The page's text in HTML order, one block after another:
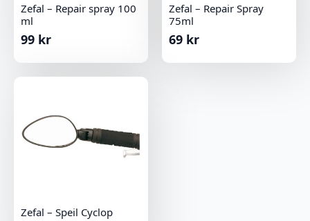
Zefal – Repair spray 100
ml
99 kr
Zefal – Repair Spray
75ml
69 kr
Zefal – Speil Cyclop